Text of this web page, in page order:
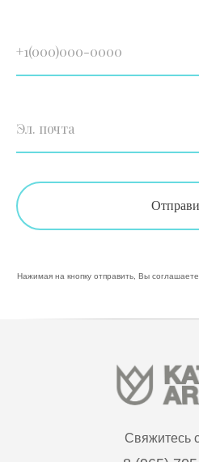
+1(000)000-0000
Эл. почта
Нажимая на кнопку отправить, Вы
Свяжитесь